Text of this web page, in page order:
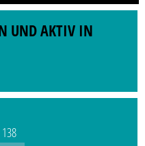
UND AKTIV IN
138